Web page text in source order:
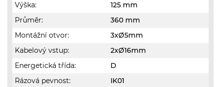
Výška:
125 mm
Průměr:
360 mm
Montážní otvor:
3xØ5mm
Kabelový vstup:
2xØ16mm
Energetická třída:
D
Rázová pevnost:
IK01